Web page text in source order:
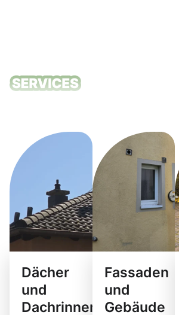
Dächer
und
Dachrinnen
Fassaden
und
Gebäude